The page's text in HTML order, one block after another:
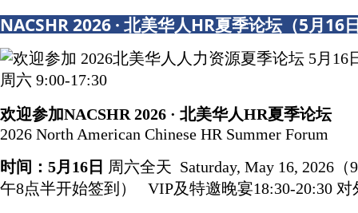
NACSHR 2026 · 北美华人HR夏季论坛（5月16
欢迎参加NACSHR 2026 · 北美华人HR夏季论坛
2026 North American Chinese HR Summer Forum
时间：5月16日 周六全天 Saturday, May 16, 2026（
午8点半开始签到） VIP及特邀晚宴18:30-20:30